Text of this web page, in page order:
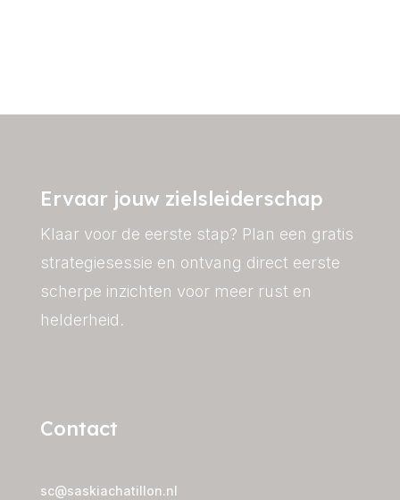
Ervaar jouw zielsleiderschap
Klaar voor de eerste stap? Plan een gratis
strategiesessie en ontvang direct eerste
scherpe inzichten voor meer rust en
helderheid.
Contact
sc@saskiachatillon.nl